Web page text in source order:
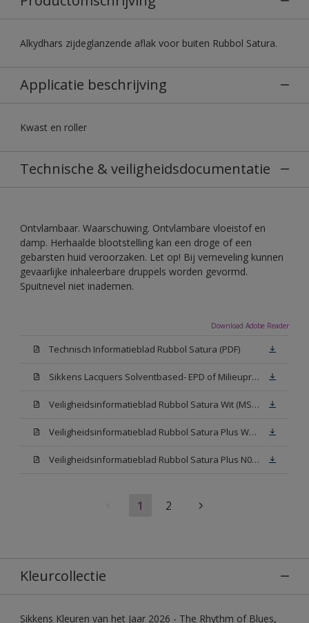
Alkydhars zijdeglanzende aflak voor buiten Rubbol Satura.
Applicatie beschrijving
Kwast en roller
Technische & veiligheidsdocumentatie
Ontvlambaar. Waarschuwing. Ontvlambare vloeistof en
damp. Herhaalde blootstelling kan een droge of een
gebarsten huid veroorzaken. Let op! Bij verneveling kunnen
gevaarlijke inhaleerbare druppels worden gevormd.
Spuitnevel niet inademen.
Download Adobe Reader
Technisch Informatieblad Rubbol Satura (PDF)
Sikkens Lacquers Solventbased- EPD of Milieuproductverklaring
Veiligheidsinformatieblad Rubbol Satura Wit (MSDS)
Veiligheidsinformatieblad Rubbol Satura Plus W05 (MSDS)
Veiligheidsinformatieblad Rubbol Satura Plus N00 (MSDS)
1 2
Kleurcollectie
Sikkens Kleuren van het Jaar 2026 - The Rhythm of Blues,